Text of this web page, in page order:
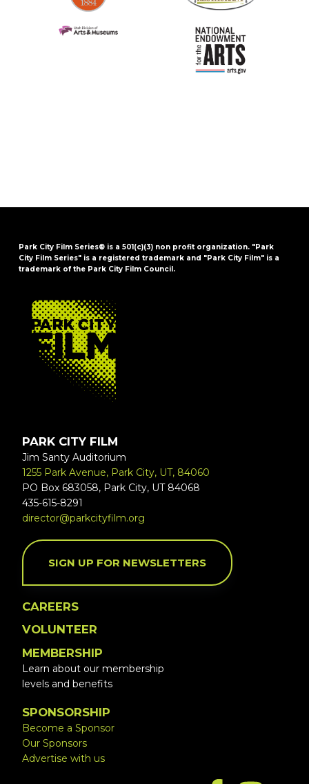
Park City Film Series® is a 501(c)(3) non profit organization. "Park
City Film Series" is a registered trademark and "Park City Film" is a
trademark of the Park City Film Council.
FOOTER
PARK CITY FILM
Jim Santy Auditorium
1255 Park Avenue, Park City, UT, 84060
PO Box 683058, Park City, UT 84068
435-615-8291
director@parkcityfilm.org
SIGN UP FOR NEWSLETTERS
CAREERS
VOLUNTEER
MEMBERSHIP
Learn about our membership
levels and benefits
SPONSORSHIP
Become a Sponsor
Our Sponsors
Advertise with us